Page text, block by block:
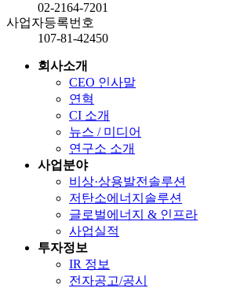
02-2164-7201
사업자등록번호
107-81-42450
회사소개
CEO 인사말
연혁
CI 소개
뉴스 / 미디어
연구소 소개
사업분야
비상·상용발전솔루션
저탄소에너지솔루션
글로벌에너지 & 인프라
사업실적
투자정보
IR 정보
전자공고/공시